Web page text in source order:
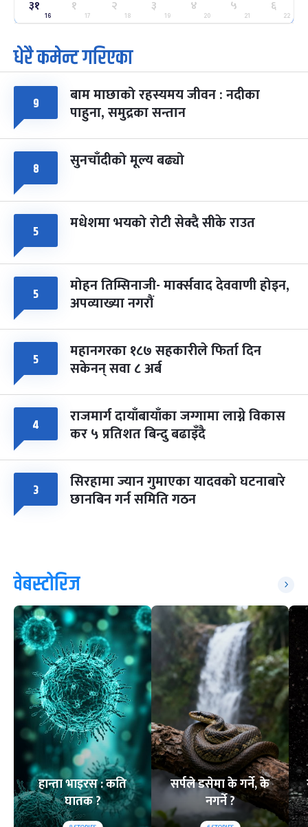
२५
मंगल
ग्याल्पो ल्होसार
फाल्गुन २५, २०८३ Mar 9, 2027
७ महिना बाँकी
७
आइत
पूर्णिमा व्रत
चैत्र ७, २०८३-Mar 21, 2027
८ फागुपूर्णिमा
चैत्र ८, २०८३-Mar 22, 2027
७ महिना बाँकी
३१
16
१
17
२
18
३
19
४
20
५
21
६
22
धेरै कमेन्ट गरिएका
९ बाम माछाको रहस्यमय जीवन : नदीका
पाहुना, समुद्रका सन्तान
८ सुनचाँदीको मूल्य बढ्यो
५ मधेशमा भयको रोटी सेक्दै सीके राउत
५ मोहन तिम्सिनाजी- मार्क्सवाद देववाणी होइन,
अपव्याख्या नगरौं
५ महानगरका १८७ सहकारीले फिर्ता दिन
सकेनन् सवा ८ अर्ब
४ राजमार्ग दायाँबायाँका जग्गामा लाग्ने विकास
कर ५ प्रतिशत बिन्दु बढाइँदै
३ सिरहामा ज्यान गुमाएका यादवको घटनाबारे
छानबिन गर्न समिति गठन
वेबस्टोरिज
हान्ता भाइरस : कति
घातक ?
सर्पले डसेमा के गर्ने, के
नगर्ने ?